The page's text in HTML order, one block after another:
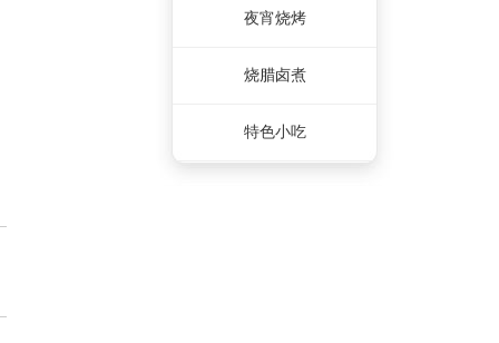
夜宵烧烤
烧腊卤煮
特色小吃